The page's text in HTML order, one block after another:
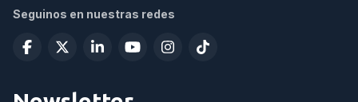
Seguinos en nuestras redes